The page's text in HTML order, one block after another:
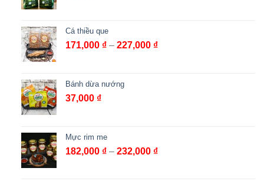
Cá thiều que
171,000 ₫ – 227,000 ₫Khoảng
Bánh dừa nướng
37,000 ₫
Mực rim me
182,000 ₫ – 232,000 ₫Khoảng